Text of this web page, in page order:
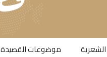
موضوعات القصيدة​